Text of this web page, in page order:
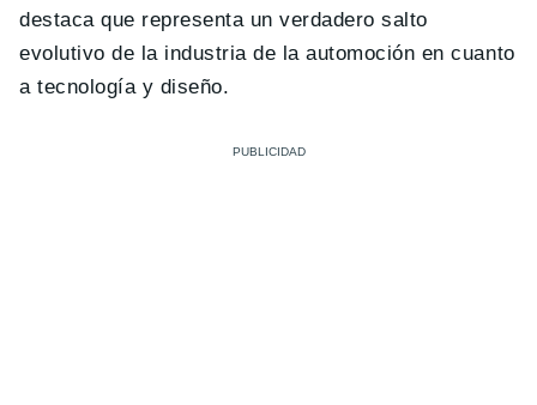
destaca que representa un verdadero salto
evolutivo de la industria de la automoción en cuanto
a tecnología y diseño.